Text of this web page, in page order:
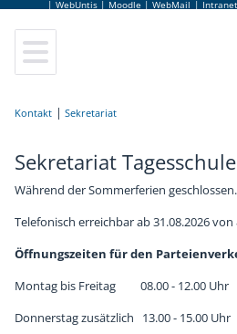
| WebUntis | Moodle | WebMail |
Kontakt Sekretariat
Sekretariat Tagesschule
Während der Sommerferien geschlossen.
Telefonisch erreichbar ab 31.08.2026 von
Öffnungszeiten für den
Montag bis Freitag 08.00 - 12.00 Uhr
Donnerstag zusätzlich 13.00 - 15.00 Uhr
Elektronik und Technische Informatik
Informationstechnologie
Abendschule
Fachpraxis
Elternverein
Schulgemeinschaftsausschuss
Leitbild
Hausordnung
Virtuelle Schulführung
Frauen Technik Zukunft
Lehrerinnen und Lehrer
Bildungsberatung
Schulpsychologie
Schulärztin
Schulbesuchsbestätigung
Terminkalender
Schulbuffet
Schulmerchandise